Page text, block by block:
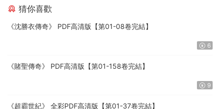
猜你喜歡
《沈勝衣傳奇》 PDF高清版【第01-08卷完結】
6
《賭聖傳奇》 PDF高清版【第01-158卷完結】
9
《超霸世紀》 全彩PDF高清版【第01-37卷完結】